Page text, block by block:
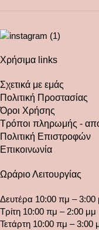
Χρήσιμα links
Σχετικά με εμάς
Πολιτική Προστασίας
Όροι Χρήσης
Τρόποι πληρωμής -
Πολιτική Επιστροφών
Επικοινωνία
Ωράριο Λειτουργίας
Δευτέρα 10:00 πμ – 3:00
Τρίτη 10:00 πμ – 2:00 μμ
Τετάρτη 10:00 πμ – 3:00